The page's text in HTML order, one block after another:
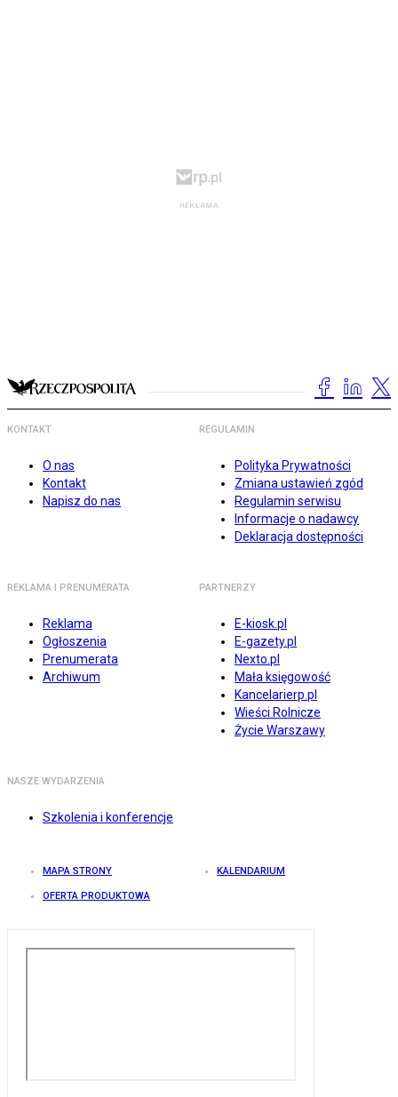
KONTAKT
O nas
Kontakt
Napisz do nas
REGULAMIN
Polityka Prywatności
Zmiana ustawień zgód
Regulamin serwisu
Informacje o nadawcy
Deklaracja dostępności
REKLAMA I PRENUMERATA
Reklama
Ogłoszenia
Prenumerata
Archiwum
PARTNERZY
E-kiosk.pl
E-gazety.pl
Nexto.pl
Mała księgowość
Kancelarierp.pl
Wieści Rolnicze
Życie Warszawy
NASZE WYDARZENIA
Szkolenia i konferencje
MAPA STRONY KALENDARIUM
OFERTA PRODUKTOWA